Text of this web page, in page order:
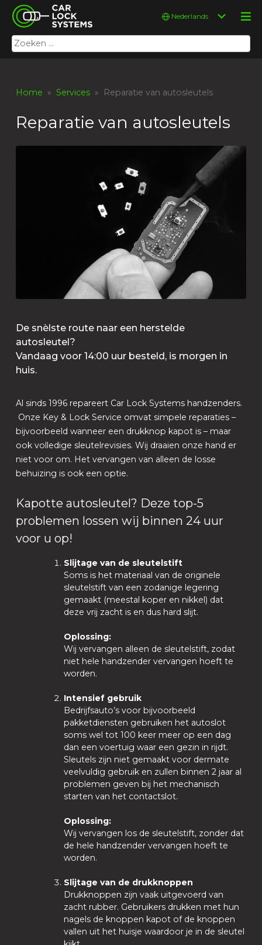
Skip
content
Car Lock Systems
Car Lock Systems
Zoeken
naar:
Kies
taal
Home »Services » Reparatie van autosleutels
Reparatie van autosleutels
De snèlste route naar een herstelde
autosleutel?
Vandaag voor 14:00 uur besteld, is morgen in
huis.
Al sinds 1996 repareert Car Lock Systems handzenders.
Onze Key & Lock Service omvat simpele reparaties –
bijvoorbeeld wanneer een drukknop kapot is – maar
ook volledige sleutelrevisies. Wij draaien onze hand er
niet voor om. Het vervangen van alleen de losse
behuizing is ook een optie.
Kapotte autosleutel? Deze top-5
problemen lossen wij binnen 24 uur
voor u op!
Slijtage van de sleutelstift
Soms is het materiaal van de originele
sleutelstift van een zodanige legering
gemaakt (meestal koper en nikkel) dat
deze vrij zacht is en dus hard slijt.
Oplossing:
Wij vervangen alleen de sleutelstift, zodat
niet hele handzender vervangen hoeft te
worden.
Intensief gebruik
Bedrijfsauto’s voor bijvoorbeeld
pakketdiensten gebruiken het autoslot
soms wel tot 100 keer meer op een dag
dan een voertuig waar een gezin in rijdt.
Sleutels zijn niet gemaakt voor dermate
veelvuldig gebruik en zullen binnen 2 jaar al
problemen geven bij het mechanisch
starten van het contactslot.
Oplossing:
Wij vervangen los de sleutelstift, zonder dat
de hele handzender vervangen hoeft te
worden.
Slijtage van de drukknoppen
Drukknoppen zijn vaak uitgevoerd van
zacht rubber. Gebruikers drukken met hun
nagels de knoppen kapot of de knoppen
vallen uit het huisje waardoor je in de sleutel